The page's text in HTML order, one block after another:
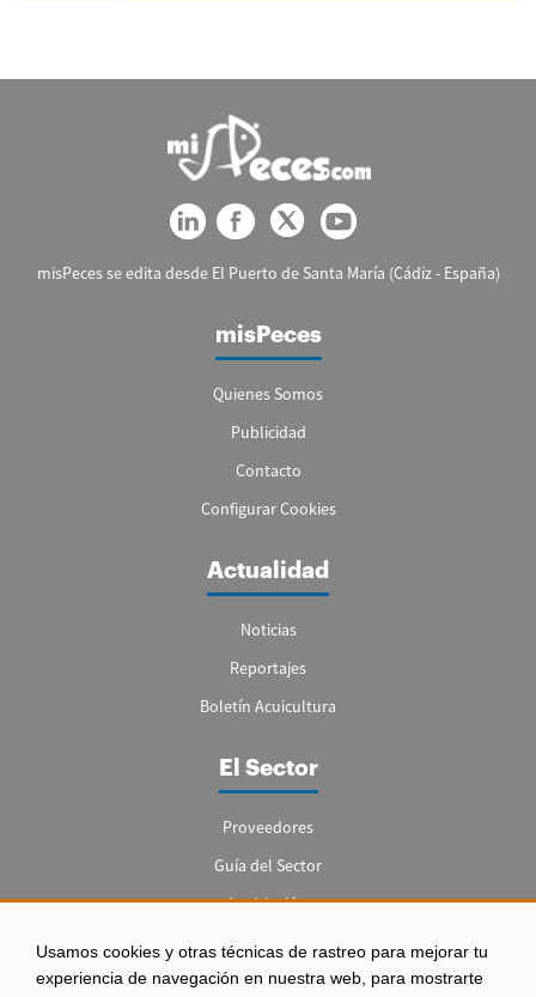
Usamos cookies y otras técnicas de rastreo para mejorar tu
experiencia de navegación en nuestra web, para mostrarte
misPeces se edita desde El Puerto de Santa María (Cádiz - España)
misPeces
Quienes Somos
Publicidad
Contacto
Configurar Cookies
Actualidad
Noticias
Reportajes
Boletín Acuicultura
El Sector
Proveedores
Guía del Sector
Legislación
Empleo